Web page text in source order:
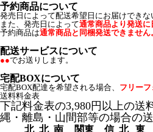
予約商品について
発売日によって配送希望日にお届けできな
また、発売日によって通常商品より発送に
予約商品は通常商品と同梱発送できません
配送サービスについて
●●でお送りします。
宅配BOXについて
宅配BOX配達を希望される場合、 フリー
送料料金表
下記料金表の3,980円以上の送
縄・離島・山間部等の場合の
北 北 南
関東
信 北
東